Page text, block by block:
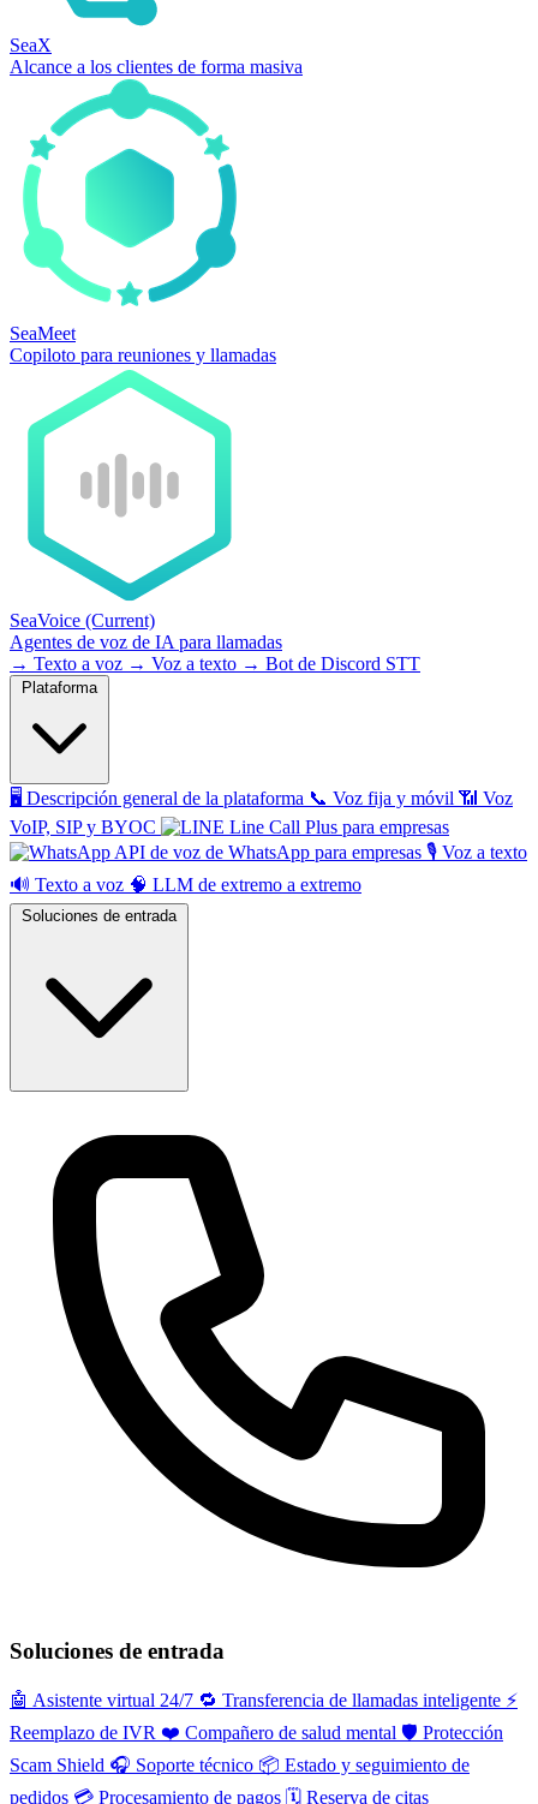
SeaX
Alcance a los clientes de forma masiva
SeaMeet
Copiloto para reuniones y llamadas
SeaVoice (Current)
Agentes de voz de IA para llamadas
→ Texto a voz → Voz a texto → Bot de Discord STT
Plataforma
🖥️ Descripción general de la plataforma 📞 Voz fija y móvil 📶 Voz
VoIP, SIP y BYOC
Line Call Plus para empresas
API de voz de WhatsApp para empresas 🎙️ Voz a texto
🔊 Texto a voz 🧠 LLM de extremo a extremo
Soluciones de entrada
Soluciones de entrada
🤖 Asistente virtual 24/7 🔁 Transferencia de llamadas inteligente ⚡️
Reemplazo de IVR ❤️ Compañero de salud mental 🛡️ Protección
Scam Shield 🎧 Soporte técnico 📦 Estado y seguimiento de
pedidos 💳 Procesamiento de pagos 🗓️ Reserva de citas